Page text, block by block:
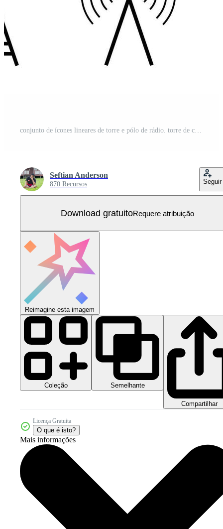
conjunto de ícones lineares de torre e pólo de rádio. torre de comunicação de rádio, transmissor, pacote de símbolos de contorno de antena. moderna tecnologia sem fio, ilustração de conjunto de ícones vetoriais para telecomunicações Vetor Grátis
Seftian Anderson
870 Recursos Seguir
Download gratuitoRequere atribuição
Reimagine esta imagem
Coleção Semelhante
Compartilhar
Licença Gratuita
O que é isto?
Mais informações